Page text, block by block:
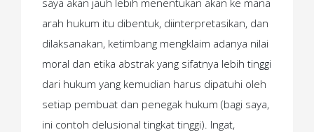
saya akan jauh lebih menentukan akan ke mana
arah hukum itu dibentuk, diinterpretasikan, dan
dilaksanakan, ketimbang mengklaim adanya nilai
moral dan etika abstrak yang sifatnya lebih tinggi
dari hukum yang kemudian harus dipatuhi oleh
setiap pembuat dan penegak hukum (bagi saya,
ini contoh delusional tingkat tinggi). Ingat,